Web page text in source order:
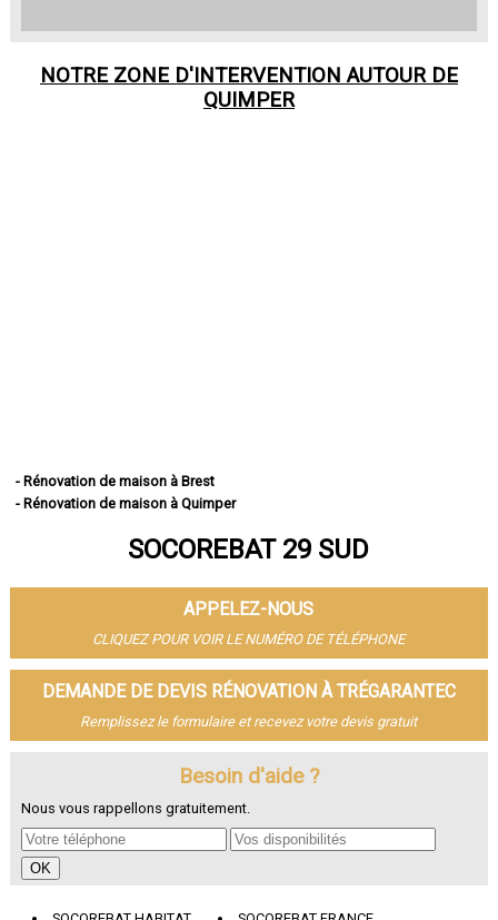
NOTRE ZONE D'INTERVENTION AUTOUR DE
QUIMPER
- Rénovation de maison à Brest
- Rénovation de maison à Quimper
- Rénovation de maison à Morlaix
- Rénovation de maison à Landerneau
- Rénovation de maison à Guipavas
- Rénovation de maison à Plougastel-Daoulas
- Rénovation de maison à Plouzané
- Rénovation de maison à Quimperlé
- Rénovation de maison à Le Relecq-Kerhuon
- Rénovation de maison à Fouesnant
- Rénovation de maison à Pont-l'Abbé
- Rénovation de maison à Crozon
- Rénovation de maison à Ergué-Gabéric
- Rénovation de maison à Carhaix-Plouguer
- Rénovation de maison à Guilers
SOCOREBAT 29 SUD
APPELEZ-NOUS
CLIQUEZ POUR VOIR LE NUMÉRO DE TÉLÉPHONE
DEMANDE DE DEVIS RÉNOVATION À TRÉGARANTEC
Remplissez le formulaire et recevez votre devis gratuit
Besoin d'aide ?
Nous vous rappellons gratuitement.